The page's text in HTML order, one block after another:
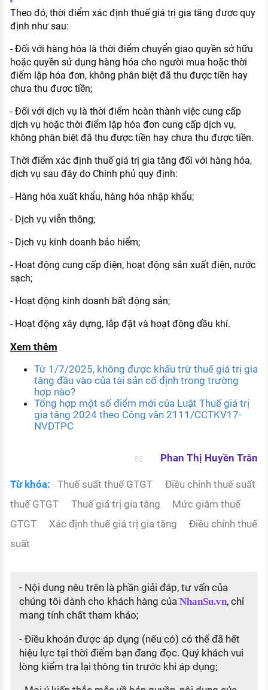
Theo đó, thời điểm xác định thuế giá trị gia tăng được quy
định như sau:
- Đối với hàng hóa là thời điểm chuyển giao quyền sở hữu
hoặc quyền sử dụng hàng hóa cho người mua hoặc thời
điểm lập hóa đơn, không phân biệt đã thu được tiền hay
chưa thu được tiền;
- Đối với dịch vụ là thời điểm hoàn thành việc cung cấp
dịch vụ hoặc thời điểm lập hóa đơn cung cấp dịch vụ,
không phân biệt đã thu được tiền hay chưa thu được tiền.
Thời điểm xác định thuế giá trị gia tăng đối với hàng hóa,
dịch vụ sau đây do Chính phủ quy định:
- Hàng hóa xuất khẩu, hàng hóa nhập khẩu;
- Dịch vụ viễn thông;
- Dịch vụ kinh doanh bảo hiểm;
- Hoạt động cung cấp điện, hoạt động sản xuất điện, nước
sạch;
- Hoạt động kinh doanh bất động sản;
- Hoạt động xây dựng, lắp đặt và hoạt động dầu khí.
Xem thêm
Từ 1/7/2025, không được khấu trừ thuế giá trị gia
tăng đầu vào của tài sản cố định trong trường
hợp nào?
Tổng hợp một số điểm mới của Luật Thuế giá trị
gia tăng 2024 theo Công văn 2111/CCTKV17-
NVDTPC
82 Phan Thị Huyền Trân
Từ khóa: Thuế suất thuế GTGT
Điều chỉnh thuế suất
thuế GTGT
Thuế giá trị gia tăng
Mức giảm thuế
GTGT
Xác định thuế giá trị gia tăng
Điều chỉnh thuế
suất
- Nội dung nêu trên là phần giải đáp, tư vấn của
chúng tôi dành cho khách hàng của NhanSu.vn, chỉ
mang tính chất tham khảo;
- Điều khoản được áp dụng (nếu có) có thể đã hết
hiệu lực tại thời điểm bạn đang đọc. Quý khách vui
lòng kiểm tra lại thông tin trước khi áp dụng;